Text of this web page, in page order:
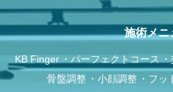
施術メニ
KB Finger パーフェクトコース
骨盤調整
小顔調整 フッ